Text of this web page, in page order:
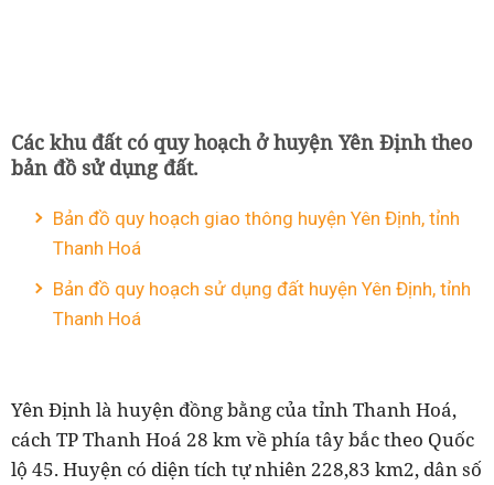
Các khu đất có quy hoạch ở huyện Yên Định theo
bản đồ sử dụng đất.
Bản đồ quy hoạch giao thông huyện Yên Định, tỉnh
Thanh Hoá
Bản đồ quy hoạch sử dụng đất huyện Yên Định, tỉnh
Thanh Hoá
Yên Định là huyện đồng bằng của tỉnh Thanh Hoá,
cách TP Thanh Hoá 28 km về phía tây bắc theo Quốc
lộ 45. Huyện có diện tích tự nhiên 228,83 km2, dân số